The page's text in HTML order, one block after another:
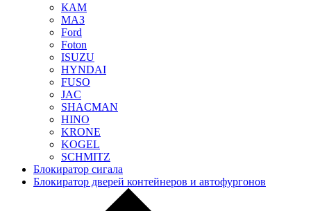
КАМ
МАЗ
Ford
Foton
ISUZU
HYNDAI
FUSO
JAC
SHACMAN
HINO
KRONE
KOGEL
SCHMITZ
Блокиратор сигала
Блокиратор дверей контейнеров и автофургонов